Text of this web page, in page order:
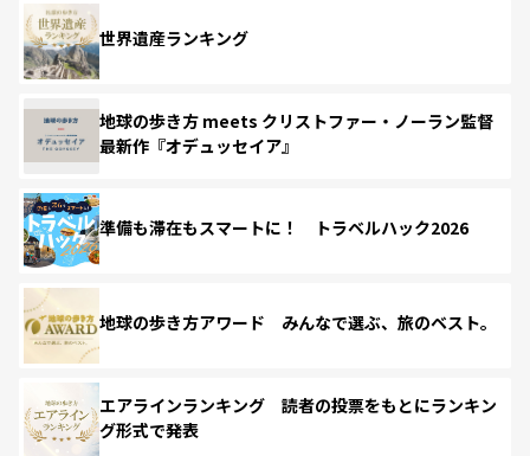
世界遺産ランキング
地球の歩き方 meets クリストファー・ノーラン監督
最新作『オデュッセイア』
準備も滞在もスマートに！ トラベルハック2026
地球の歩き方アワード みんなで選ぶ、旅のベスト。
エアラインランキング 読者の投票をもとにランキン
グ形式で発表